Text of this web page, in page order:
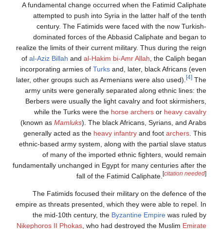
A fundamental change occurred when the Fatimid Caliphate
attempted to push into Syria in the latter half of the tenth
century. The Fatimids were faced with the now Turkish-
dominated forces of the Abbasid Caliphate and began to
realize the limits of their current military. Thus during the reign
of al-Aziz Billah and al-Hakim bi-Amr Allah , the Caliph began
incorporating armies of Turks and, later, black Africans (even
later, other groups such as Armenians were also used).
[4] The
army units were generally separated along ethnic lines: the
Berbers were usually the light cavalry and foot skirmishers,
while the Turks were the horse archers or heavy cavalry
(known as Mamluks). The black Africans, Syrians, and Arabs
generally acted as the heavy infantry and foot archers . This
ethnic-based army system, along with the partial slave status
of many of the imported ethnic fighters, would remain
fundamentally unchanged in Egypt for many centuries after the
fall of the Fatimid Caliphate. [citation needed]
The Fatimids focused their military on the defence of the
empire as threats presented, which they were able to repel. In
the mid-10th century, the Byzantine Empire was ruled by
Nikephoros II Phokas , who had destroyed the Muslim Emirate